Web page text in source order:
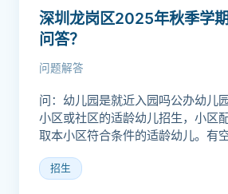
深圳龙岗区2025年秋季学
问答？
问题解答
问：幼儿园是就近入园吗公办幼儿
小区或社区的适龄幼儿招生，小区
取本小区符合条件的适龄幼儿。有
招生。问：孩子多...
招生